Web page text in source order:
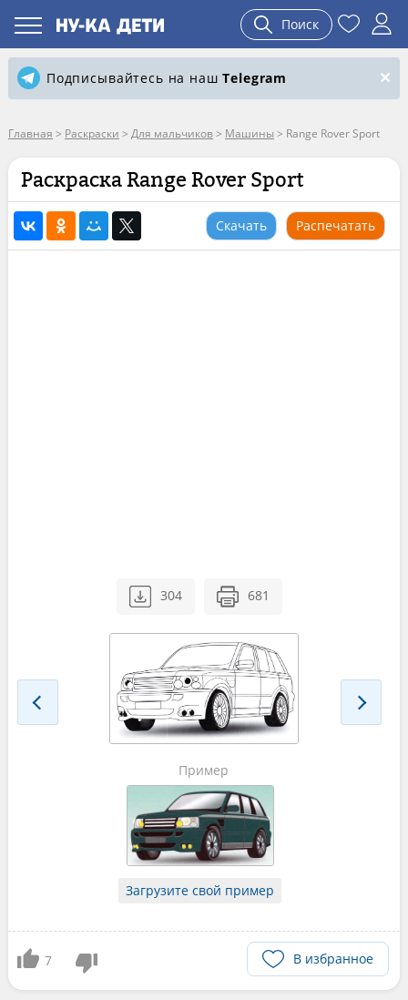
Поиск
Подписывайтесь на нашTelegram
Главная > Раскраски > Для мальчиков> Машины > Range Rover Sport
Раскраска Range Rover Sport
Скачать Распечатать
304 681
Пример
Загрузите свой пример
7 В избранное